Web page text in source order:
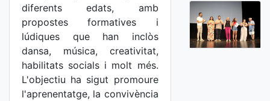
diferents edats, amb
propostes formatives i
lúdiques que han inclòs
dansa, música, creativitat,
habilitats socials i molt més.
L'objectiu ha sigut promoure
l'aprenentatge, la convivència